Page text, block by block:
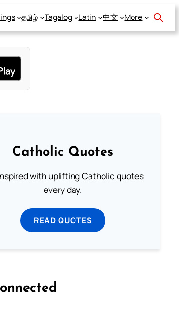
தமிழ் Tagalog Latin 中文 More
Catholic Quotes
with uplifting Catholic quotes
every day.
READ QUOTES